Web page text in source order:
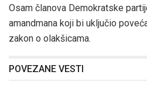
Osam članova Demokratske
amandmana koji bi uključio
zakon o olakšicama.
POVEZANE VESTI